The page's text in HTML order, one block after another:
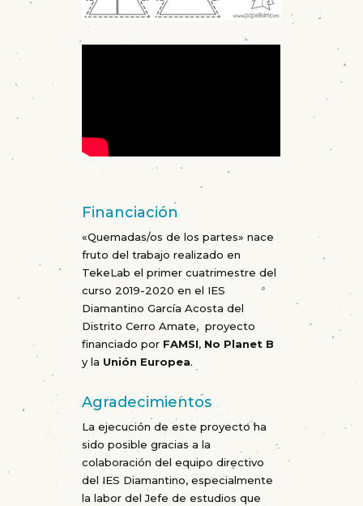
Financiación
«Quemadas/os de los partes» nace
fruto del trabajo realizado en
TekeLab el primer cuatrimestre del
curso 2019-2020 en el IES
Diamantino García Acosta del
Distrito Cerro Amate, proyecto
financiado por FAMSI, No Planet B
y la Unión Europea.
Agradecimientos
La ejecución de este proyecto ha
sido posible gracias a la
colaboración del equipo directivo
del IES Diamantino, especialmente
la labor del Jefe de estudios que